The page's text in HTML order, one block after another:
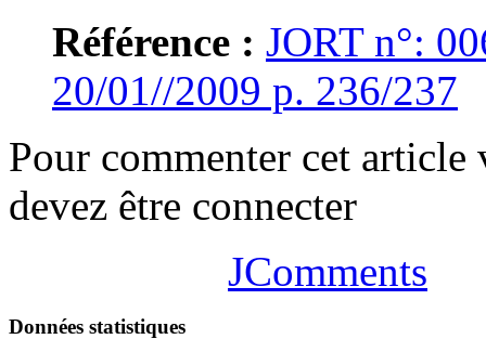
Référence : JORT n°:
20/01//2009 p. 236/237
Pour commenter cet article
devez être connecter
JComments
Données statistiques